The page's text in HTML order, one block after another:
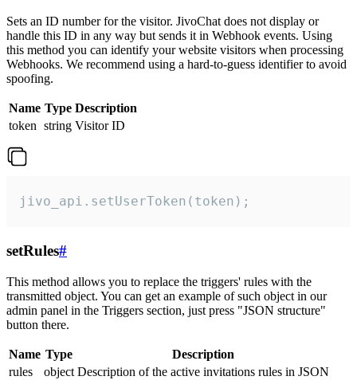
Sets an ID number for the visitor. JivoChat does not display or
handle this ID in any way but sends it in Webhook events. Using
this method you can identify your website visitors when processing
Webhooks. We recommend using a hard-to-guess identifier to avoid
spoofing.
Name Type Description
token string Visitor ID
jivo_api.setUserToken(token);
setRules#
This method allows you to replace the triggers' rules with the
transmitted object. You can get an example of such object in our
admin panel in the Triggers section, just press "JSON structure"
button there.
Name Type
Description
rules
object Description of the active invitations rules in JSON